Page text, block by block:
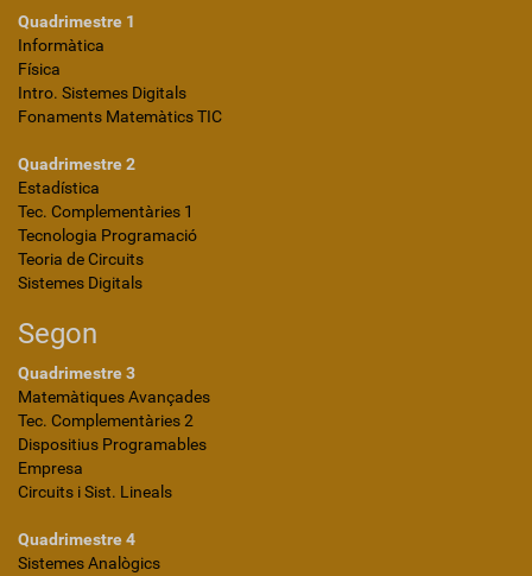
Quadrimestre 1
Informàtica
Física
Intro. Sistemes Digitals
Fonaments Matemàtics TIC
Quadrimestre 2
Estadística
Tec. Complementàries 1
Tecnologia Programació
Teoria de Circuits
Sistemes Digitals
Segon
Quadrimestre 3
Matemàtiques Avançades
Tec. Complementàries 2
Dispositius Programables
Empresa
Circuits i Sist. Lineals
Quadrimestre 4
Sistemes Analògics